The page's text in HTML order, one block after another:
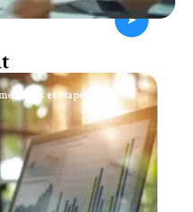
et étapes